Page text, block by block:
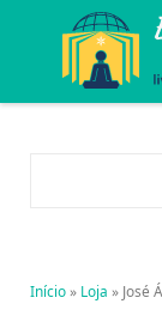
Início» Loja » José